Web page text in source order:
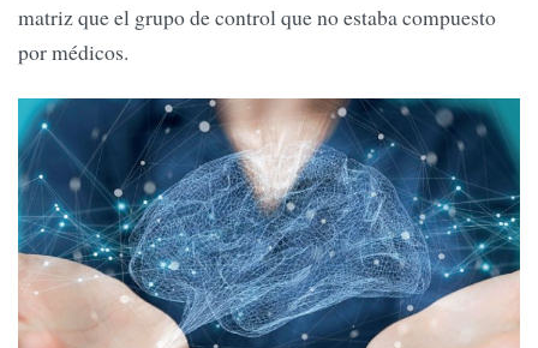
matriz que el grupo de control que no estaba compuesto
por médicos.